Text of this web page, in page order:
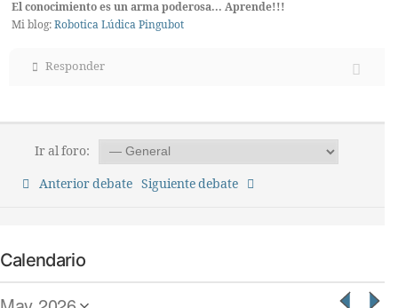
El conocimiento es un arma poderosa... Aprende!!!
Mi blog: Robotica Lúdica Pingubot
Responder
Ir al foro:
Anterior debate Siguiente debate
Calendario